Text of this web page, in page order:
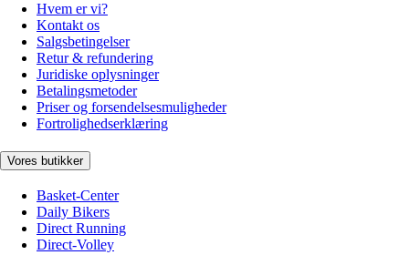
Hvem er vi?
Kontakt os
Salgsbetingelser
Retur & refundering
Juridiske oplysninger
Betalingsmetoder
Priser og forsendelsesmuligheder
Fortrolighedserklæring
Vores butikker
Basket-Center
Daily Bikers
Direct Running
Direct-Volley